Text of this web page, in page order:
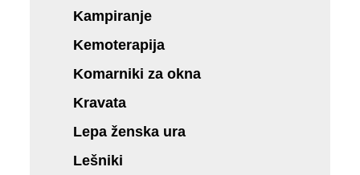
Kampiranje
Kemoterapija
Komarniki za okna
Kravata
Lepa ženska ura
Lešniki